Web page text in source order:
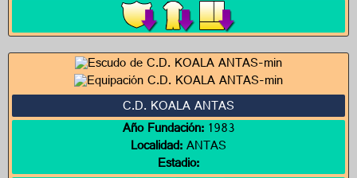
C.D. KOALA ANTAS
Año Fundación:1983
Localidad:ANTAS
Estadio: